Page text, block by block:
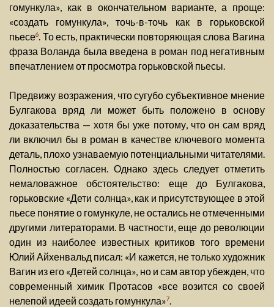
гомункула», как в окончательном варианте, а проще:
«создать гомункула», точь-в-точь как в горьковской
пьесе6
. То есть, практически повторяющая слова Вагина
фраза Воланда была введена в роман под негативным
впечатлением от просмотра горьковской пьесы.
Предвижу возражения, что сугубо субъективное мнение
Булгакова вряд ли может быть положено в основу
доказательства — хотя бы уже потому, что он сам вряд
ли включил бы в роман в качестве ключевого момента
деталь, плохо узнаваемую потенциальными читателями.
Полностью согласен. Однако здесь следует отметить
немаловажное обстоятельство: еще до Булгакова,
горьковские «Дети солнца», как и присутствующее в этой
пьесе понятие о гомункуле, не остались не отмеченными
другими литераторами. В частности, еще до революции
один из наиболее известных критиков того времени
Юлий Айхенвальд писал: «И кажется, не только художник
Вагин из его «Детей солнца», но и сам автор убежден, что
современный химик Протасов «все возится со своей
нелепой идеей создать гомункула»7